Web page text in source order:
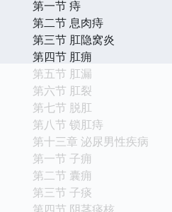
第一节 痔
第二节 息肉痔
第三节 肛隐窝炎
第四节 肛痈
第五节 肛漏
第六节 肛裂
第七节 脱肛
第八节 锁肛痔
第十三章 泌尿男性疾病
第一节 子痈
第二节 囊痈
第三节 子痰